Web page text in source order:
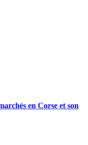
en Corse et son